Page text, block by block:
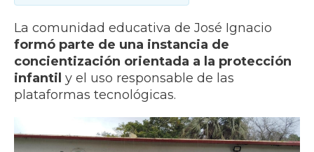
La comunidad educativa de José Ignacio
formó parte de una instancia de
concientización orientada a la protección
infantil y el uso responsable de las
plataformas tecnológicas.